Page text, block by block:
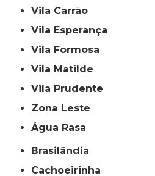
Vila Carrão
Vila Esperança
Vila Formosa
Vila Matilde
Vila Prudente
Zona Leste
Água Rasa
Brasilândia
Cachoeirinha